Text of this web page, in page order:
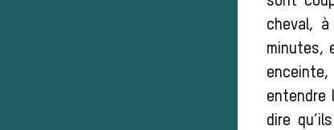
cheval,
minutes,
entendre
dire